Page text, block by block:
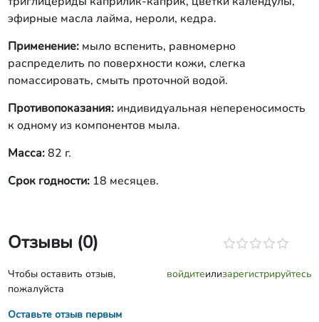
эфирные масла лайма, нероли, кедра.
Применение: мыло вспенить, равномерно
распределить по поверхности кожи, слегка
помассировать, смыть проточной водой.
Противопоказания: индивидуальная непереносимость
к одному из компонентов мыла.
Масса: 82 г.
Срок годности: 18 месяцев.
Отзывы (0)
Чтобы оставить отзыв,
пожалуйста
войдитеилизарегистрируйтесь
Оставьте отзыв первым